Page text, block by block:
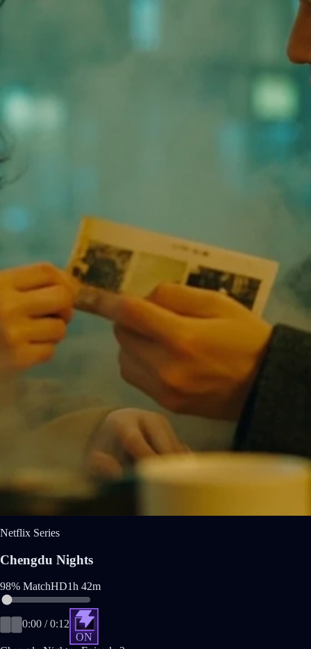
Netflix Series
Chengdu Nights
98% MatchHD1h 42m
0:00 /0:12
ON